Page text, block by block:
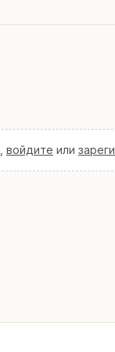
войдите или